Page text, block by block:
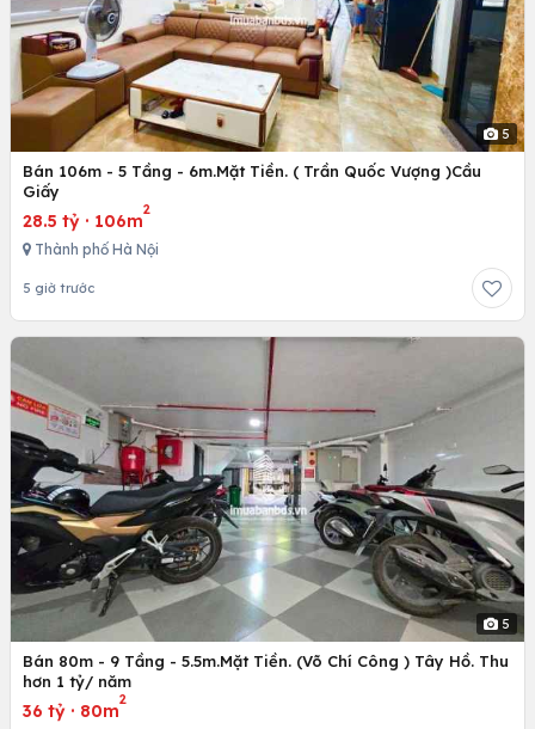
5
Bán 106m - 5 Tầng - 6m.Mặt Tiền. ( Trần Quốc Vượng )Cầu
Giấy
28.5 tỷ · 106m
2
Thành phố Hà Nội
5 giờ trước
5
Bán 80m - 9 Tầng - 5.5m.Mặt Tiền. (Võ Chí Công ) Tây Hồ. Thu
hơn 1 tỷ/ năm
36 tỷ · 80m
2